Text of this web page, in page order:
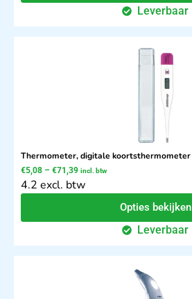
Leverbaar
Thermometer, digitale koortsthermometer
€5,08 – €71,39 incl. btw
4.2 excl. btw
Opties bekijken
Leverbaar